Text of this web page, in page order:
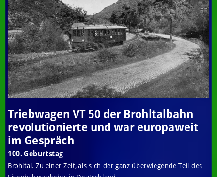
Triebwagen VT 50 der Brohltalbahn
revolutionierte und war europaweit
im Gespräch
100. Geburtstag
Brohltal. Zu einer Zeit, als sich der ganz überwiegende Teil des